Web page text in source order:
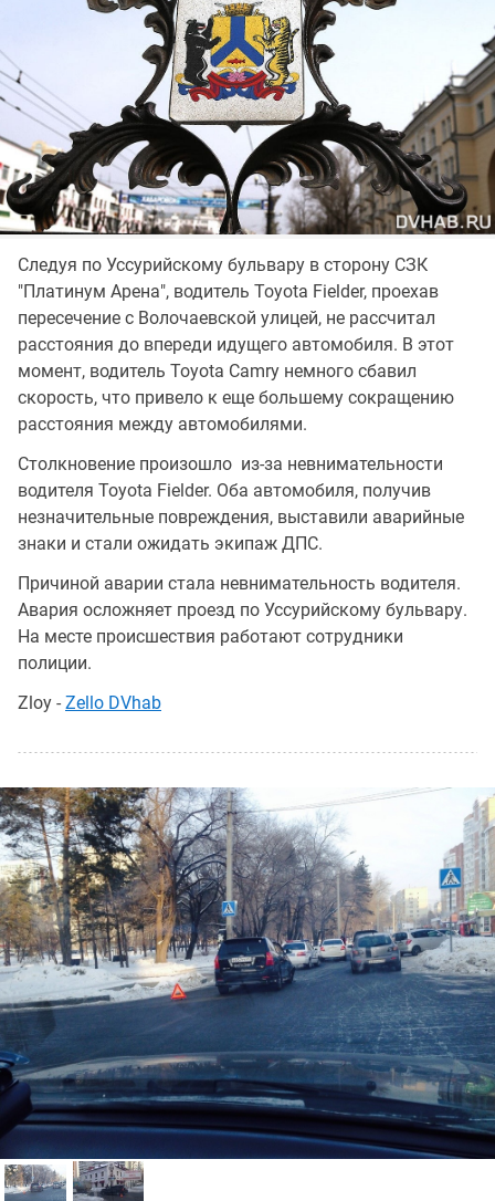
Следуя по Уссурийскому бульвару в сторону СЗК
"Платинум Арена", водитель Toyota Fielder, проехав
пересечение с Волочаевской улицей, не рассчитал
расстояния до впереди идущего автомобиля. В этот
момент, водитель Toyota Camry немного сбавил
скорость, что привело к еще большему сокращению
расстояния между автомобилями.
Столкновение произошло из-за невнимательности
водителя Toyota Fielder. Оба автомобиля, получив
незначительные повреждения, выставили аварийные
знаки и стали ожидать экипаж ДПС.
Причиной аварии стала невнимательность водителя.
Авария осложняет проезд по Уссурийскому бульвару.
На месте происшествия работают сотрудники
полиции.
Zloy - Zello DVhab